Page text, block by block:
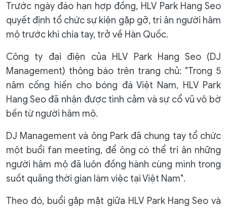
Trước ngày đáo hạn hợp đồng, HLV Park Hang Seo
quyết định tổ chức sự kiện gặp gỡ, tri ân người hâm
mộ trước khi chia tay, trở về Hàn Quốc.
Công ty đại điện của HLV Park Hang Seo (DJ
Management) thông báo trên trang chủ: "Trong 5
năm cống hiến cho bóng đá Việt Nam, HLV Park
Hang Seo đã nhận được tình cảm và sự cổ vũ vô bờ
bến từ người hâm mộ.
DJ Management và ông Park đã chung tay tổ chức
một buổi fan meeting, để ông có thể tri ân những
người hâm mộ đã luôn đồng hành cùng mình trong
suốt quãng thời gian làm việc tại Việt Nam".
Theo đó, buổi gặp mặt giữa HLV Park Hang Seo và